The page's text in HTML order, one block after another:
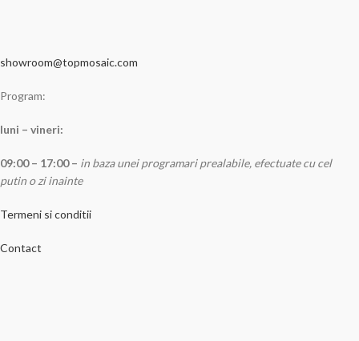
showroom@topmosaic.com
Program:
luni – vineri:
09:00 – 17:00 – in baza unei programari prealabile, efectuate cu cel
putin o zi inainte
Termeni si conditii
Contact